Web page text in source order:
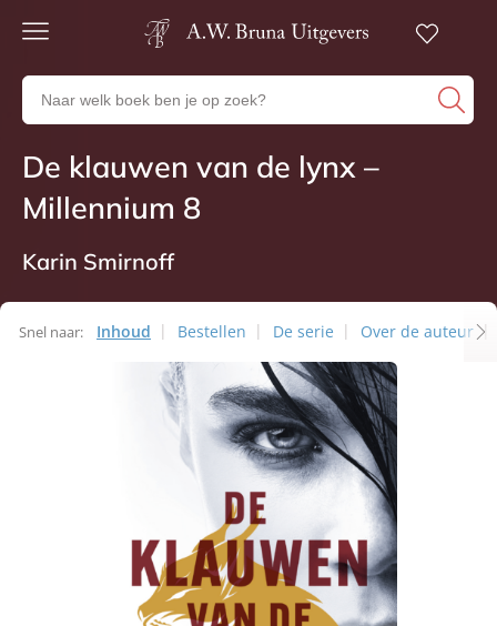
Gratis
23:00
volgende
werkdag
in huis
betalen
retourneren
Zoeken
naar
auteurs
uitgevers
Thrillers
De klauwen van de lynx –
Millennium 8
Karin Smirnoff
Snel naar: Inhoud Bestellen De serie Over de auteur